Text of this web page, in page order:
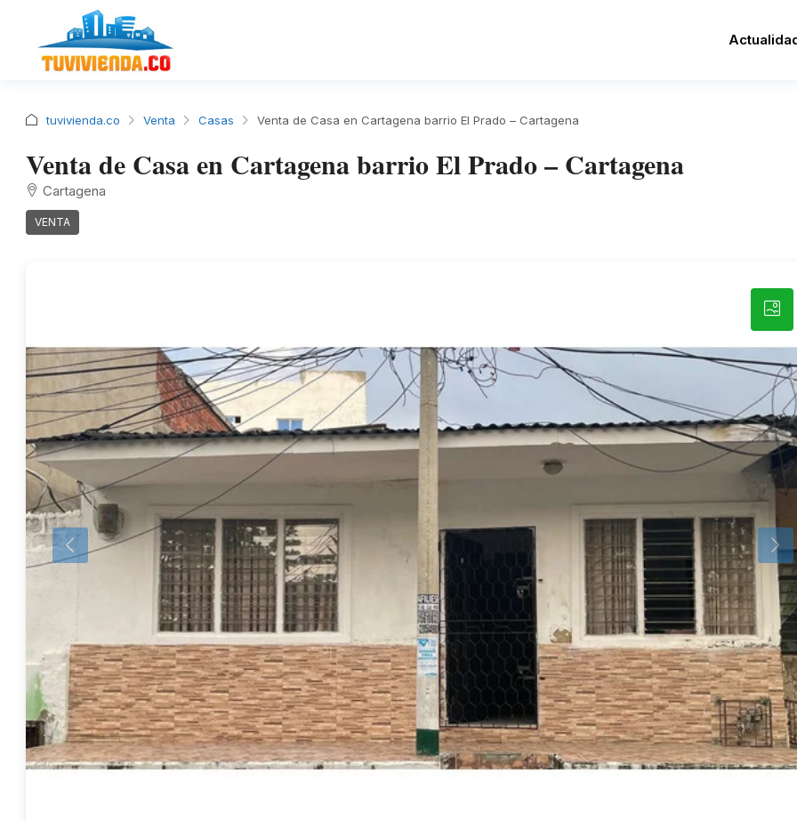
tuvivienda.co Venta Casas Venta de Casa en Cartagena barrio El Prado – Cartagena
Venta de Casa en Cartagena barrio El Prado – Cartagena
Cartagena
VENTA